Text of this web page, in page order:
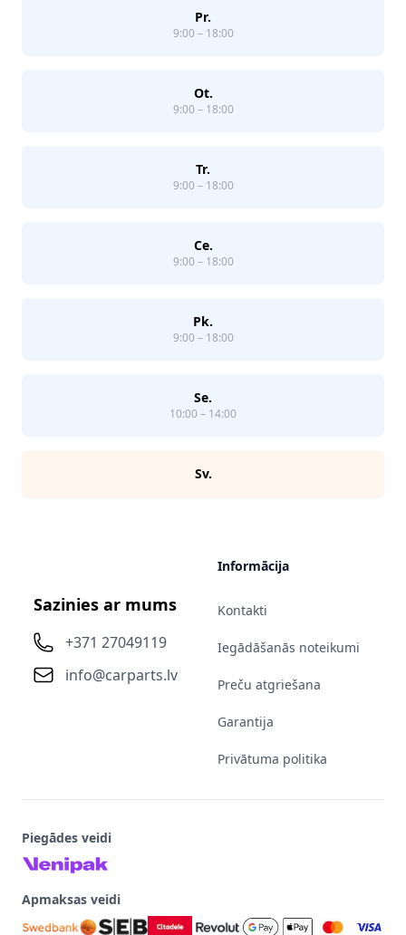
Pr.
9:00 – 18:00
Ot.
9:00 – 18:00
Tr.
9:00 – 18:00
Ce.
9:00 – 18:00
Pk.
9:00 – 18:00
Se.
10:00 – 14:00
Sv.
Sazinies ar mums
+371 27049119
info@carparts.lv
Informācija
Kontakti
Iegādāšanās noteikumi
Preču atgriešana
Garantija
Privātuma politika
Piegādes veidi
Apmaksas veidi